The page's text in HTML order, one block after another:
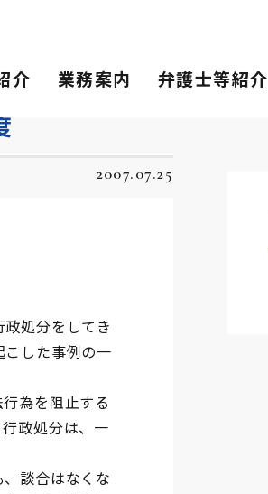
介 業務案内 弁護士等紹介
2007.07.25
処分をしてき
した事例の一
為を阻止する
政処分は、一
談合はなくな